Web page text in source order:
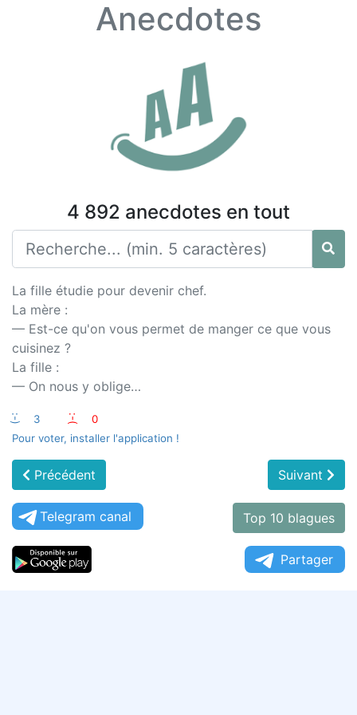
Anecdotes
4 892 anecdotes en tout
La fille étudie pour devenir chef.
La mère :
— Est-ce qu'on vous permet de manger ce que vous
cuisinez ?
La fille :
— On nous y oblige…
:-) 3 :-(
0
Pour voter, installer l'application !
Précédent Suivant
Telegram canal Top 10 blagues
Partager